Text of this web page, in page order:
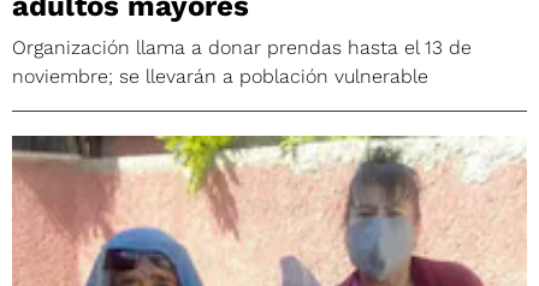
Organización llama a donar prendas hasta el 13 de
noviembre; se llevarán a población vulnerable